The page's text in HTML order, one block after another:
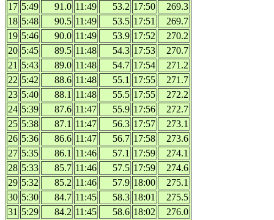
17 5:49 91.0 11:49 53.2 17:50
269.3
18 5:48 90.5 11:49 53.5 17:51
269.7
19 5:46 90.0 11:49 53.9 17:52
270.2
20 5:45 89.5 11:48 54.3 17:53
270.7
21 5:43 89.0 11:48 54.7 17:54
271.2
22 5:42 88.6 11:48 55.1 17:55
271.7
23 5:40 88.1 11:48 55.5 17:55
272.2
24 5:39 87.6 11:47 55.9 17:56
272.7
25 5:38 87.1 11:47 56.3 17:57
273.1
26 5:36 86.6 11:47 56.7 17:58
273.6
27 5:35 86.1 11:46 57.1 17:59
274.1
28 5:33 85.7 11:46 57.5 17:59
274.6
29 5:32 85.2 11:46 57.9 18:00
275.1
30 5:30 84.7 11:45 58.3 18:01
275.5
31 5:29 84.2 11:45 58.6 18:02
276.0